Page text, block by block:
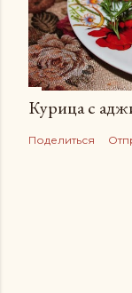
Курица с
Поделиться